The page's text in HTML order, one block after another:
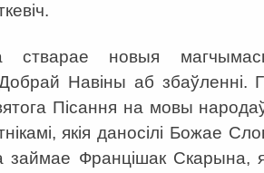
стварае новыя
Навіны аб збаўленні.
Пісання на мовы
якія даносілі Божае
займае Францішак Скарына,